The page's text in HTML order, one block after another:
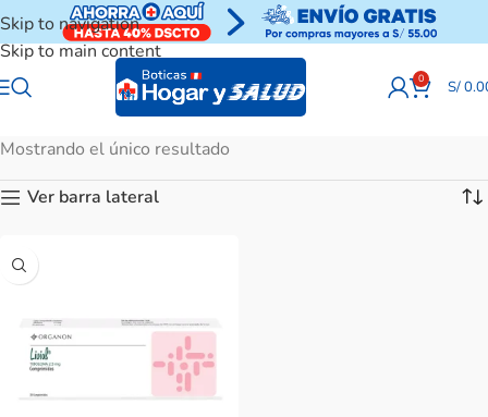
Skip to navigation
Skip to main content
0 S/
Mostrando el único resultado
Ver barra lateral